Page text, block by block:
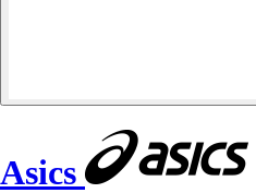
Asics